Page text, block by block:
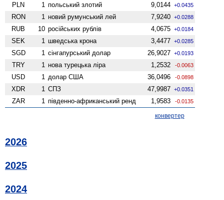
PLN 1 польський злотий 9,0144 +0.0435
RON 1 новий румунський лей 7,9240 +0.0288
RUB 10 російських рублів 4,0675 +0.0184
SEK 1 шведська крона 3,4477 +0.0285
SGD 1 сінгапурський долар 26,9027 +0.0193
TRY 1 нова турецька ліра 1,2532 -0.0063
USD 1 долар США 36,0496 -0.0898
XDR 1 СПЗ 47,9987 +0.0351
ZAR 1 південно-африканський ренд 1,9583 -0.0135
конвертер
2026
2025
2024